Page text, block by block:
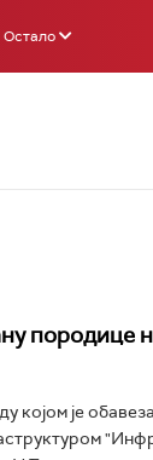
Остало
породице
којом је